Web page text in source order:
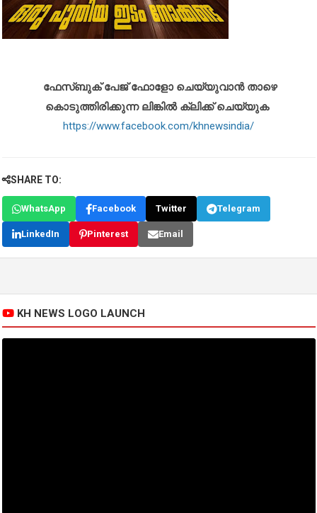
ഫേസ്ബുക് പേജ് ഫോളോ ചെയ്യുവാൻ താഴെ
കൊടുത്തിരിക്കുന്ന ലിങ്കിൽ ക്ലിക്ക് ചെയ്യുക
https://www.facebook.com/khnewsindia/
SHARE TO:
WhatsApp Facebook Twitter Telegram
LinkedIn Pinterest Email
KH NEWS LOGO LAUNCH